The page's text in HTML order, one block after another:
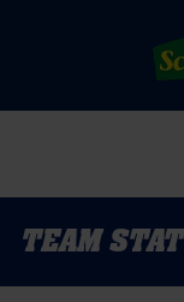
TEAM